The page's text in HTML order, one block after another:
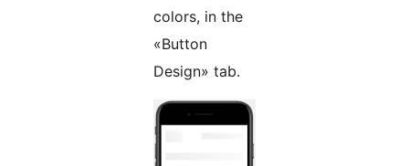
colors, in the
«Button
Design» tab.